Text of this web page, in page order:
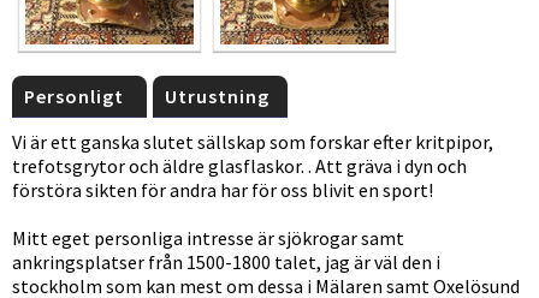
Personligt
Utrustning
Vi är ett ganska slutet sällskap som forskar efter kritpipor,
trefotsgrytor och äldre glasflaskor. . Att gräva i dyn och
förstöra sikten för andra har för oss blivit en sport!
Mitt eget personliga intresse är sjökrogar samt
ankringsplatser från 1500-1800 talet, jag är väl den i
stockholm som kan mest om dessa i Mälaren samt Oxelösund